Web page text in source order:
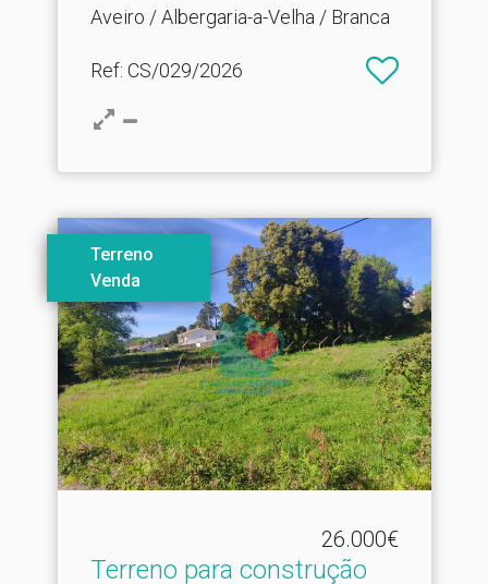
Aveiro / Albergaria-a-Velha / Branca
Ref: CS/029/2026
Terreno
Venda
26.000€
Terreno para construção